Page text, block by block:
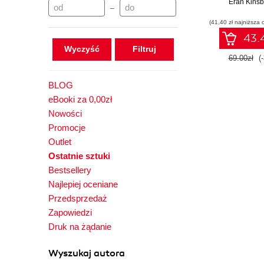
–
Wyczyść
BLOG
eBooki za 0,00zł
Nowości
Promocje
Outlet
Ostatnie sztuki
Bestsellery
Najlepiej oceniane
Przedsprzedaż
Zapowiedzi
Druk na żądanie
Wyszukaj autora
Wiodące
aplikacji
ich
na
Eran
(41,40 zł najniższa
69.00zł